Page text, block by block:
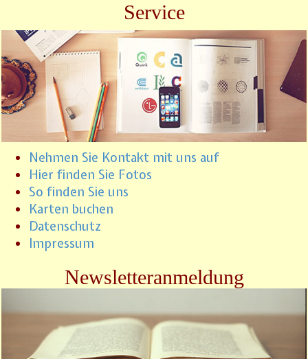
Service
Nehmen Sie Kontakt mit uns auf
Hier finden Sie Fotos
So finden Sie uns
Karten buchen
Datenschutz
Impressum
Newsletteranmeldung